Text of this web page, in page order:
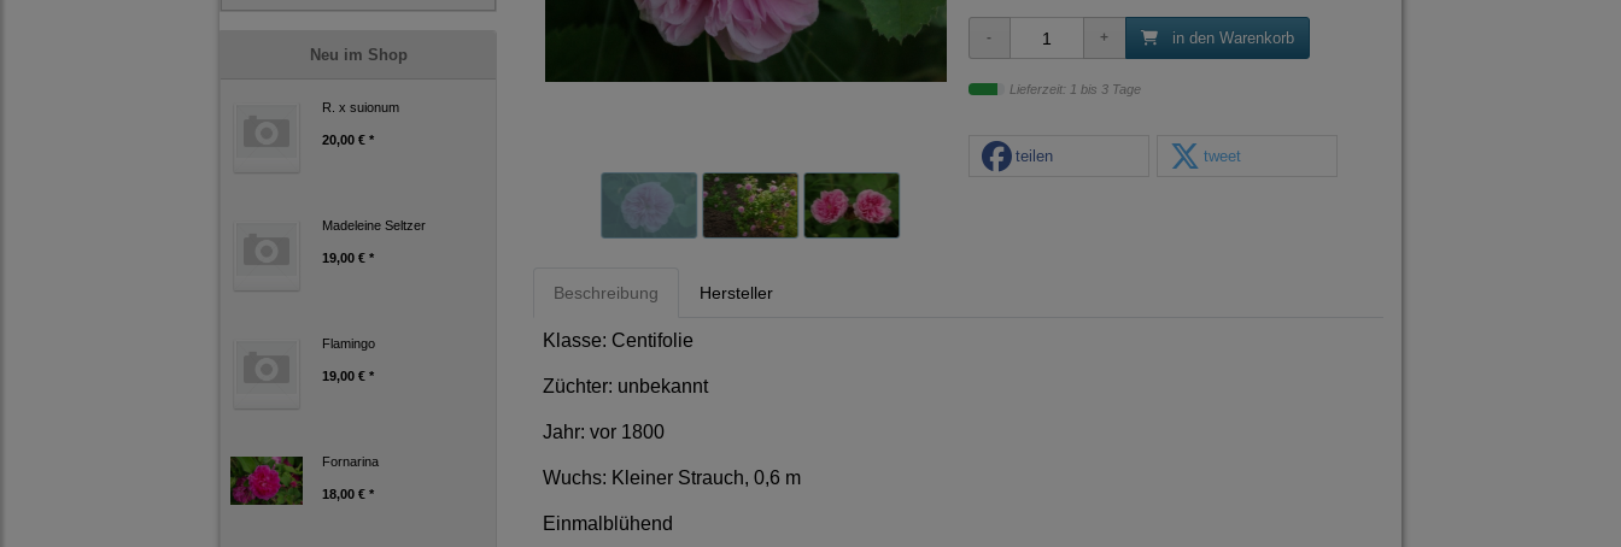
Neu im Shop
R. x suionum
20,00 € *
Madeleine Seltzer
19,00 € *
Flamingo
19,00 € *
Fornarina
18,00 € *
in den Warenkorb
Lieferzeit: 1 bis 3 Tage
teilen tweet
Beschreibung Hersteller
Klasse: Centifolie
Züchter: unbekannt
Jahr: vor 1800
Wuchs: Kleiner Strauch, 0,6 m
Einmalblühend